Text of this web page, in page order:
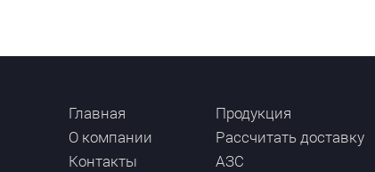
Главная
О компании
Контакты
Продукция
Рассчитать доставку
АЗС